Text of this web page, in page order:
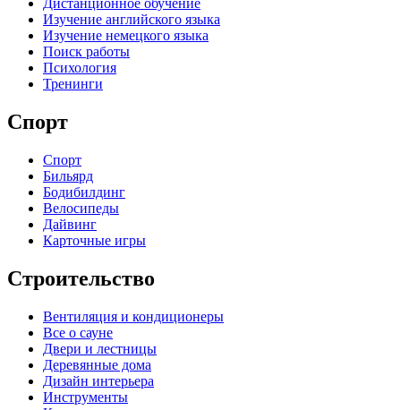
Изучение английского языка
Изучение немецкого языка
Поиск работы
Психология
Тренинги
Спорт
Спорт
Бильярд
Бодибилдинг
Велосипеды
Дайвинг
Карточные игры
Строительство
Вентиляция и кондиционеры
Все о сауне
Двери и лестницы
Деревянные дома
Дизайн интерьера
Инструменты